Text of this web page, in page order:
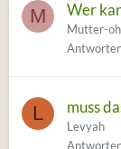
M Wer
Mutter-
L muss
Levyah